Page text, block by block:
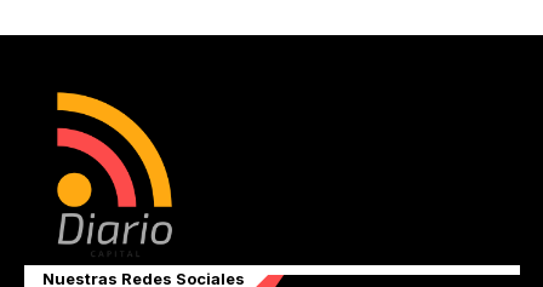
Nuestras Redes Sociales